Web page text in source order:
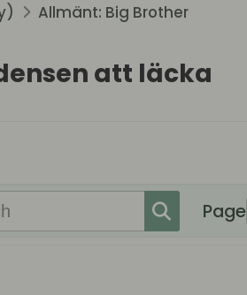
Allmänt: Big Brother
att läcka
Page